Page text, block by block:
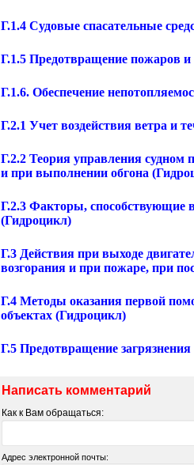
Г.1.4 Судовые спасательные
Г.1.5 Предотвращение пожаров
Г.1.6. Обеспечение
Г.2.1 Учет воздействия ветра и
Г.2.2 Теория управления
и при выполнении обгона
Г.2.3 Факторы, способствующие
(Гидроцикл)
Г.3 Действия при выходе
возгорания и при пожаре, при
Г.4 Методы оказания первой
объектах (Гидроцикл)
Г.5 Предотвращение
Написать комментарий
Как к Вам обращаться:
Адрес электронной почты: